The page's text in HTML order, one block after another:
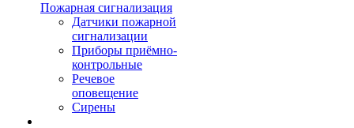
Пожарная сигнализация
Датчики пожарной
сигнализации
Приборы приёмно-
контрольные
Речевое
оповещение
Сирены